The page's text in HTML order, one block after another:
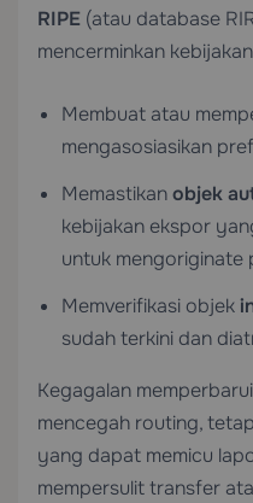
RIPE (atau database
mencerminkan
Membuat atau
mengasosiasikan
Memastikanobjek
kebijakan ekspor
untuk mengoriginate
Memverifikasi objek
sudah terkini dan
Kegagalan
mencegah routing,
yang dapat memicu
mempersulit transfer